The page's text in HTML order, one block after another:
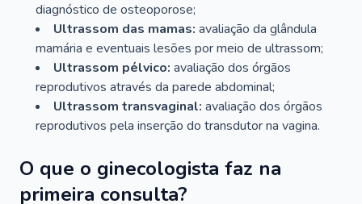
diagnóstico de osteoporose;
Ultrassom das mamas: avaliação da glândula
mamária e eventuais lesões por meio de ultrassom;
Ultrassom pélvico: avaliação dos órgãos
reprodutivos através da parede abdominal;
Ultrassom transvaginal: avaliação dos órgãos
reprodutivos pela inserção do transdutor na vagina.
O que o ginecologista faz na
primeira consulta?